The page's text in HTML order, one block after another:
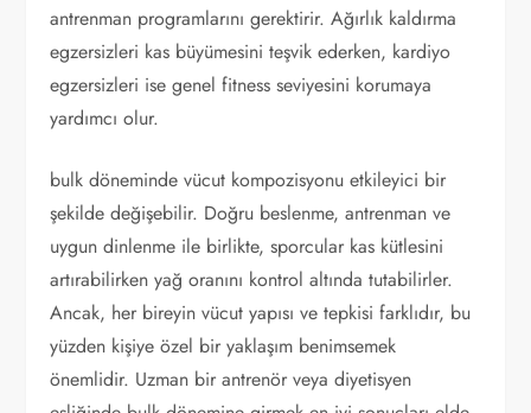
antrenman programlarını gerektirir. Ağırlık kaldırma
egzersizleri kas büyümesini teşvik ederken, kardiyo
egzersizleri ise genel fitness seviyesini korumaya
yardımcı olur.
bulk döneminde vücut kompozisyonu etkileyici bir
şekilde değişebilir. Doğru beslenme, antrenman ve
uygun dinlenme ile birlikte, sporcular kas kütlesini
artırabilirken yağ oranını kontrol altında tutabilirler.
Ancak, her bireyin vücut yapısı ve tepkisi farklıdır, bu
yüzden kişiye özel bir yaklaşım benimsemek
önemlidir. Uzman bir antrenör veya diyetisyen